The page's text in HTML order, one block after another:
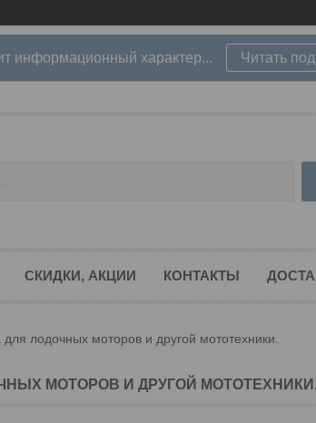
информационный характер... Читать
СКИДКИ, АКЦИИ КОНТАКТЫ
лодочных моторов и другой мототехники.
МОТОРОВ И ДРУГОЙ